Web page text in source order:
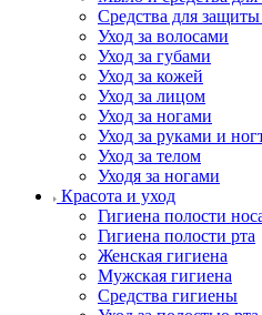
Средства для защиты
Уход за волосами
Уход за губами
Уход за кожей
Уход за лицом
Уход за ногами
Уход за руками и
Уход за телом
Уходя за ногами
Красота и уход
Гигиена полости
Гигиена полости рта
Женская гигиена
Мужская гигиена
Средства гигиены